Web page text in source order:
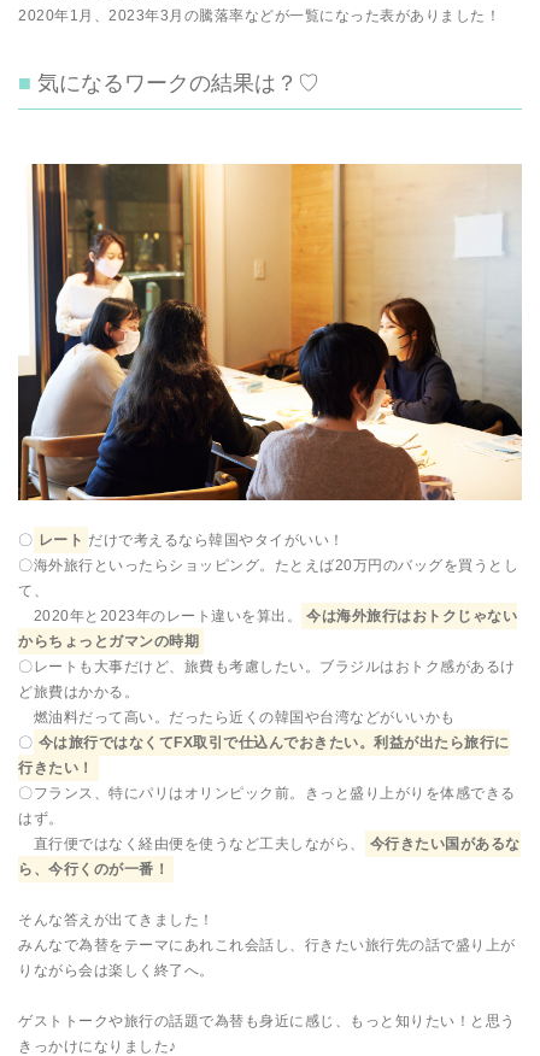
2020年1月、2023年3月の騰落率などが一覧になった表がありました！
気になるワークの結果は？♡
〇 レート だけで考えるなら韓国やタイがいい！
〇海外旅行といったらショッピング。たとえば20万円のバッグを買うとし
て、
2020年と2023年のレート違いを算出。
今は海外旅行はおトクじゃない
からちょっとガマンの時期
〇レートも大事だけど、旅費も考慮したい。ブラジルはおトク感があるけ
ど旅費はかかる。
燃油料だって高い。だったら近くの韓国や台湾などがいいかも
〇 今は旅行ではなくてFX取引で仕込んでおきたい。利益が出たら旅行に
行きたい！
〇フランス、特にパリはオリンピック前。きっと盛り上がりを体感できる
はず。
直行便ではなく経由便を使うなど工夫しながら、
今行きたい国があるな
ら、今行くのが一番！
そんな答えが出てきました！
みんなで為替をテーマにあれこれ会話し、行きたい旅行先の話で盛り上が
りながら会は楽しく終了へ。
ゲストトークや旅行の話題で為替も身近に感じ、もっと知りたい！と思う
きっかけになりました♪